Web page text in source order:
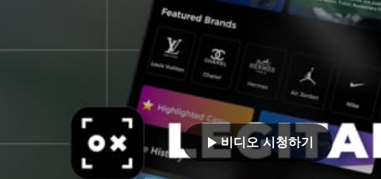
비디오 시청하기